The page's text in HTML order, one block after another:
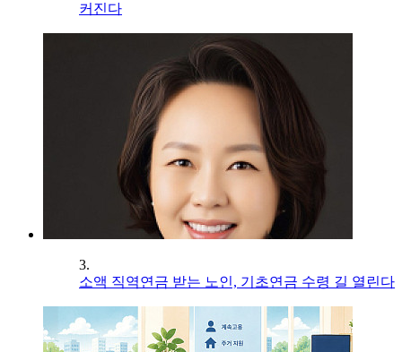
커진다
3.
소액 직역연금 받는 노인, 기초연금 수령 길 열린다